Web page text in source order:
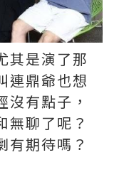
其是演了那
連鼎爺也想
有點子，
聊了呢？
有期待嗎？